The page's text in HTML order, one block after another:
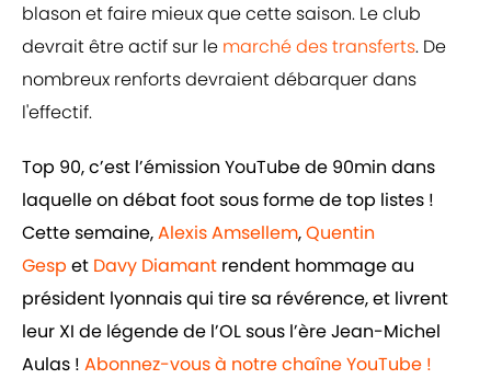
blason et faire mieux que cette saison. Le club
devrait être actif sur le marché des transferts. De
nombreux renforts devraient débarquer dans
l'effectif.
Top 90, c’est l’émission YouTube de 90min dans
laquelle on débat foot sous forme de top listes !
Cette semaine,Alexis Amsellem,Quentin
Gesp et Davy Diamant rendent hommage au
président lyonnais qui tire sa révérence, et livrent
leur XI de légende de l’OL sous l’ère Jean-Michel
Aulas ! Abonnez-vous à notre chaîne YouTube !